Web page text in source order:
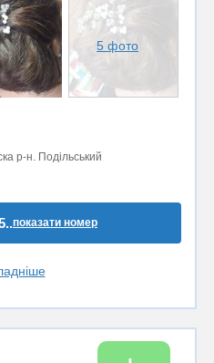
5 фото
р-н. Подільський
показати номер